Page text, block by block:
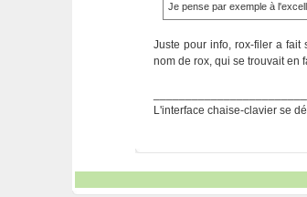
Je pense par exemple à
Juste pour info, rox-filer a
nom de rox, qui se trouvait en
L'interface chaise-clavier se